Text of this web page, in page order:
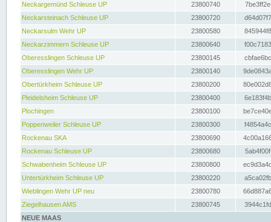
Neckargemünd Schleuse UP
23800740
Neckarsteinach Schleuse UP
23800720
Neckarsulm Wehr UP
23800580
Neckarzimmern Schleuse UP
23800640
Oberesslingen Schleuse UP
23800145
Oberesslingen Wehr UP
23800140
Obertürkheim Schleuse UP
23800200
Pleidelsheim Schleuse UP
23800400
Plochingen
23800100
Poppenweiler Schleuse UP
23800300
Rockenau SKA
23800690
Rockenau Schleuse UP
23800680
Schwabenheim Schleuse UP
23800800
Untertürkheim Schleuse UP
23800220
Wieblingen Wehr UP neu
23800780
Ziegelhausen AMS
23800745
NEUE MAAS